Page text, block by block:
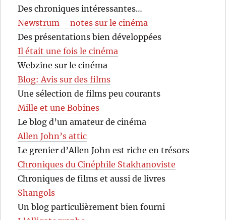
Des chroniques intéressantes…
Newstrum – notes sur le cinéma
Des présentations bien développées
Il était une fois le cinéma
Webzine sur le cinéma
Blog: Avis sur des films
Une sélection de films peu courants
Mille et une Bobines
Le blog d’un amateur de cinéma
Allen John’s attic
Le grenier d’Allen John est riche en trésors
Chroniques du Cinéphile Stakhanoviste
Chroniques de films et aussi de livres
Shangols
Un blog particulièrement bien fourni